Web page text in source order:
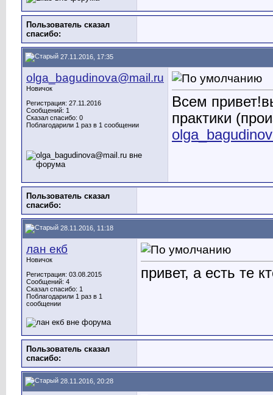
Пользователь сказал
cпасибо:
27.11.2016, 17:35
olga_bagudinova@mail.ru
Новичок
Регистрация: 27.11.2016
Сообщений: 1
Сказал спасибо: 0
Поблагодарили 1 раз в 1 сообщении
Всем
практики
Пользователь сказал
cпасибо:
28.11.2016, 11:18
лан екб
Новичок
Регистрация: 03.08.2015
Сообщений: 4
Сказал спасибо: 1
Поблагодарили 1 раз в 1
сообщении
привет, а есть те
Пользователь сказал
cпасибо:
28.11.2016, 20:28